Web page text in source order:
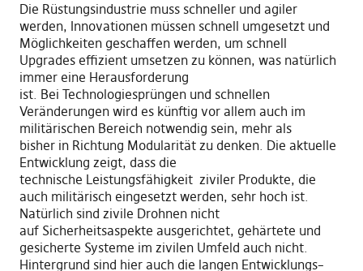
Die Rüstungsindustrie muss schneller und agiler
werden, Innovationen müssen schnell umgesetzt und
Möglichkeiten geschaffen werden, um schnell
Upgrades effizient umsetzen zu können, was natürlich
immer eine Herausforderung
ist. Bei Technologiesprüngen und schnellen
Veränderungenwird es künftig vor allem auch im
militärischen Bereich notwendig sein, mehrals
bisherin Richtung Modularität zu denken. Die aktuelle
Entwicklung zeigt, dassdie
technische Leistungsfähigkeit ziviler Produkte, die
auch militärisch eingesetzt werden, sehr hoch ist.
Natürlich sind zivile Drohnen nicht
auf Sicherheitsaspekte ausgerichtet, gehärtete und
gesicherte Systeme im zivilen Umfeld auch nicht.
Hintergrund sind hier auch die langen Entwicklungs–